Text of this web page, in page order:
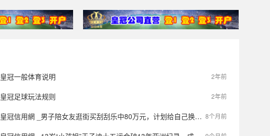
2年前
皇冠一般体育说明
2年前
皇冠足球玩法规则
8个月前
皇冠信用網 _男子陪女友逛街买刮刮乐中80万元，计划给自己换辆新车、去旅游